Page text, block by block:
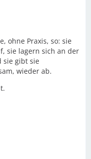
ohne Praxis, so: sie
sie lagern sich an der
sie gibt sie
wieder ab.